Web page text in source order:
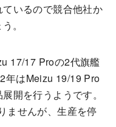
いるので競合他社か
。
17/17 Proの2代旗艦
年はMeizu 19/19 Pro
開を行うようです。
ませんが、生産を停